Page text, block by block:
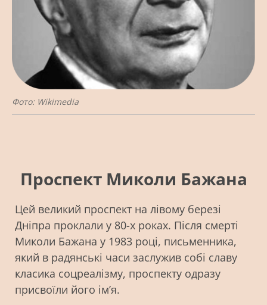
Фото: Wikimedia
Проспект Миколи Бажана
Цей великий проспект на лівому березі
Дніпра проклали у 80-х роках. Після смерті
Миколи Бажана у 1983 році, письменника,
який в радянські часи заслужив собі славу
класика соцреалізму, проспекту одразу
присвоїли його ім’я.